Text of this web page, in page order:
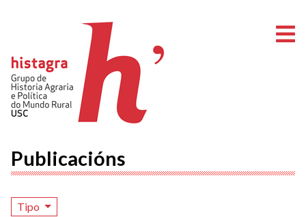
Publicacións
Tipo